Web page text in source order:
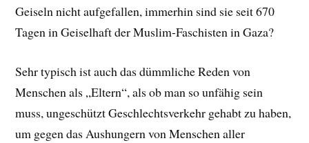
Geiseln nicht aufgefallen, immerhin sind sie seit 670
Tagen in Geiselhaft der Muslim-Faschisten in Gaza?
Sehr typisch ist auch das dümmliche Reden von
Menschen als „Eltern“, als ob man so unfähig sein
muss, ungeschützt Geschlechtsverkehr gehabt zu haben,
um gegen das Aushungern von Menschen aller